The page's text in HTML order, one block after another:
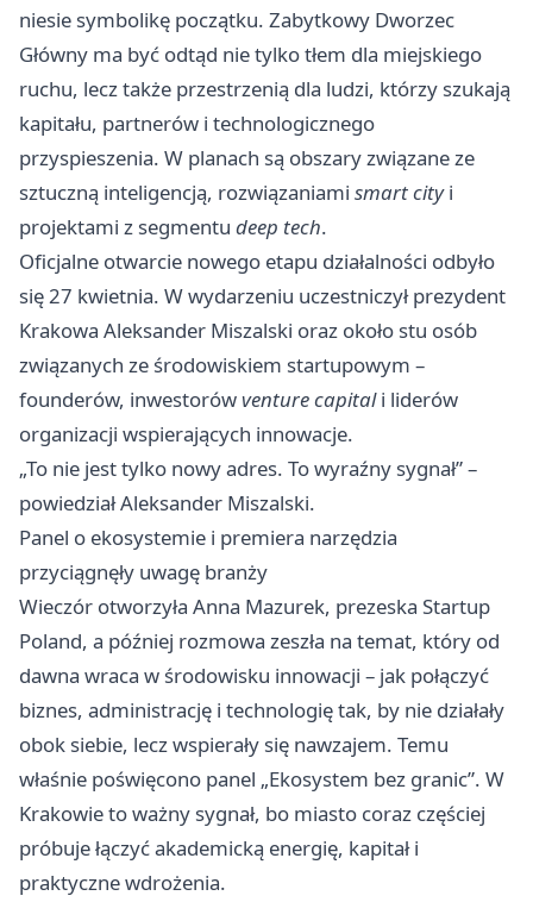
niesie symbolikę początku. Zabytkowy Dworzec
Główny ma być odtąd nie tylko tłem dla miejskiego
ruchu, lecz także przestrzenią dla ludzi, którzy szukają
kapitału, partnerów i technologicznego
przyspieszenia. W planach są obszary związane ze
sztuczną inteligencją, rozwiązaniami smart cityi
projektami z segmentu deep tech.
Oficjalne otwarcie nowego etapu działalności odbyło
się 27 kwietnia. W wydarzeniu uczestniczył prezydent
Krakowa Aleksander Miszalski oraz około stu osób
związanych ze środowiskiem startupowym –
founderów, inwestorówventure capitali liderów
organizacji wspierających innowacje.
„To nie jest tylko nowy adres. To wyraźny sygnał” –
powiedział Aleksander Miszalski.
Panel o ekosystemie i premiera narzędzia
przyciągnęły uwagę branży
Wieczór otworzyła Anna Mazurek, prezeska Startup
Poland, a później rozmowa zeszła na temat, który od
dawna wraca w środowisku innowacji – jak połączyć
biznes, administrację i technologię tak, by nie działały
obok siebie, lecz wspierały się nawzajem. Temu
właśnie poświęcono panel „Ekosystem bez granic”. W
Krakowie to ważny sygnał, bo miasto coraz częściej
próbuje łączyć akademicką energię, kapitał i
praktyczne wdrożenia.